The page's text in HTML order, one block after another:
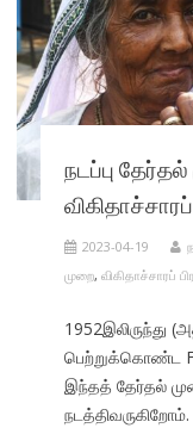
நடப்பு
2023-04-19
முறை, விகிதாச்சாரப்
1952இலிருந்து
பெற்றுக்கொண்ட
இந்தத் தேர்தல்